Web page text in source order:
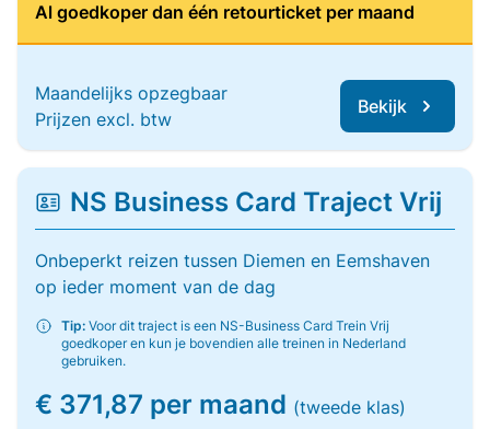
Al goedkoper dan één retourticket per maand
Maandelijks opzegbaar
Prijzen excl. btw
Bekijk
NS Business Card Traject Vrij
Onbeperkt reizen tussen Diemen en Eemshaven
op ieder moment van de dag
Tip: Voor dit traject is een NS-Business Card Trein Vrij
goedkoper en kun je bovendien alle treinen in Nederland
gebruiken.
€ 371,87 per maand (tweede klas)